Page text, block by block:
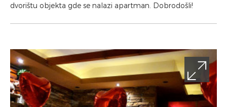
dvorištu objekta gde se nalazi apartman. Dobrodošli!